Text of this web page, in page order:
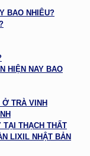
BAO NHIÊU?
HIỆN NAY BAO
TRÀ VINH
TẠI THẠCH THẤT
LIXIL NHẬT BẢN